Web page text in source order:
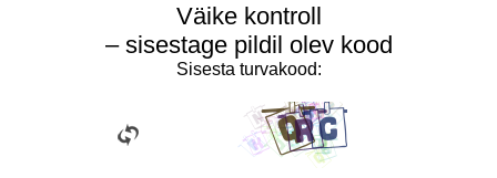
Väike kontroll
– sisestage pildil olev kood
Sisesta turvakood: